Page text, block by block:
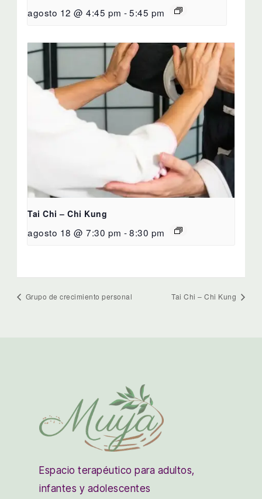
agosto 12 @ 4:45 pm -5:45 pm
Tai Chi – Chi Kung
agosto 18 @ 7:30 pm -8:30 pm
Grupo de crecimiento personal Tai Chi – Chi Kung
Espacio terapéutico para adultos,
infantes y adolescentes